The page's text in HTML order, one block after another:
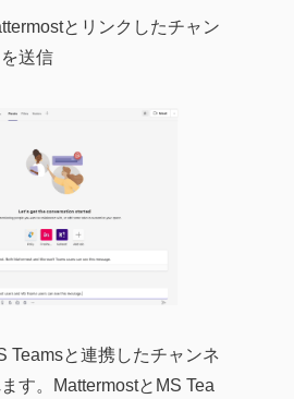
とリンクしたチャン
送信
Teamsと連携したチャンネ
す。MattermostとMS Tea